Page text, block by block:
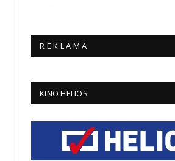
R E K L A M A
KINO HELIOS